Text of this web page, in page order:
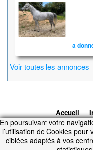
a
Voir toutes les annonces
Accueil
d'utilisation
Contacts
En poursuivant votre
l’utilisation de Cookies
ciblées adaptés à vos